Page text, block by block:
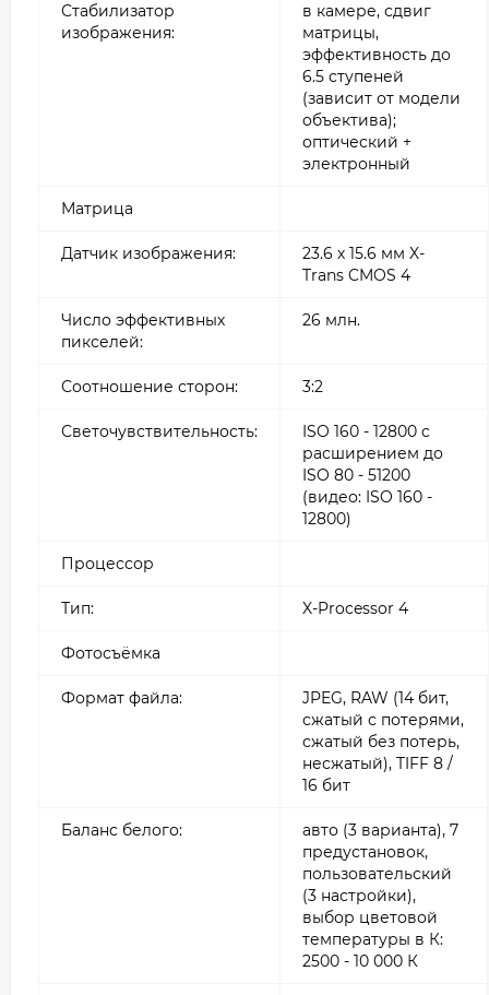
Стабилизатор
изображения:
в камере, сдвиг
матрицы,
эффективность до
6.5 ступеней
(зависит от модели
объектива);
оптический +
электронный
Матрица
Датчик изображения:
23.6 х 15.6 мм X-
Trans CMOS 4
Число эффективных
пикселей:
26 млн.
Соотношение сторон: 3:2
Светочувствительность:
ISO 160 - 12800 c
расширением до
ISO 80 - 51200
(видео: ISO 160 -
12800)
Процессор
Тип: X-Processor 4
Фотосъёмка
Формат файла:
JPEG, RAW (14 бит,
сжатый с потерями,
сжатый без потерь,
несжатый), TIFF 8 /
16 бит
Баланс белого:
авто (3 варианта), 7
предустановок,
пользовательский
(3 настройки),
выбор цветовой
температуры в К:
2500 - 10 000 К